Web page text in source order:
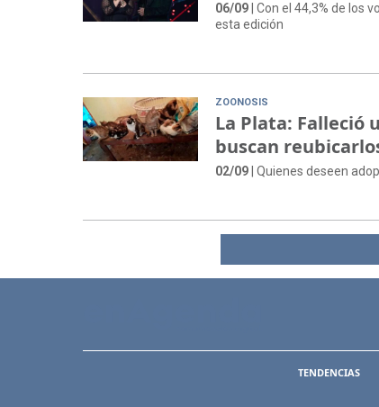
06/09 | Con el 44,3% de
esta edición
ZOONOSIS
La Plata: Falleció
buscan
02/09 | Quienes deseen
TENDENCIAS